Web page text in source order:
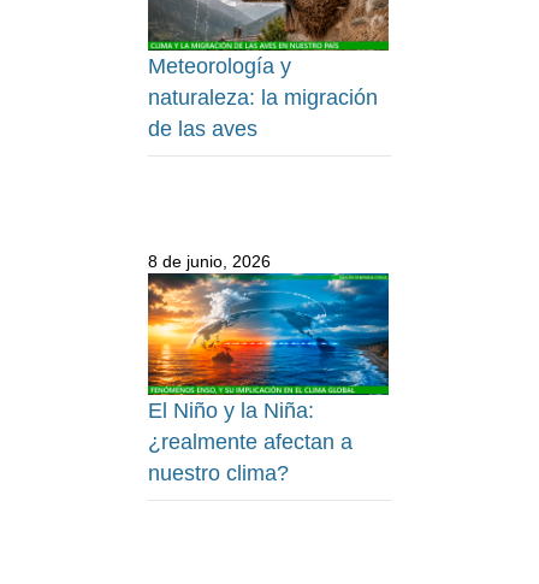
Meteorología y
naturaleza: la migración
de las aves
8 de junio, 2026
El Niño y la Niña:
¿realmente afectan a
nuestro clima?